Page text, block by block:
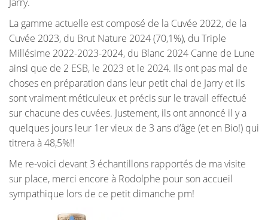
La gamme actuelle est composé de la Cuvée 2022, de la
Cuvée 2023, du Brut Nature 2024 (70,1%), du Triple
Millésime 2022-2023-2024, du Blanc 2024 Canne de Lune
ainsi que de 2 ESB, le 2023 et le 2024. Ils ont pas mal de
choses en préparation dans leur petit chai de Jarry et ils
sont vraiment méticuleux et précis sur le travail effectué
sur chacune des cuvées. Justement, ils ont annoncé il y a
quelques jours leur 1er vieux de 3 ans d’âge (et en Bio!) qui
titrera à 48,5%!!
Me re-voici devant 3 échantillons rapportés de ma visite
sur place, merci encore à Rodolphe pour son accueil
sympathique lors de ce petit dimanche pm!